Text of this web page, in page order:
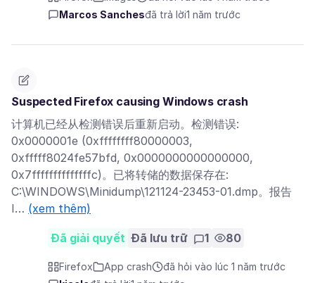
Marcos Sanchesđã trả lời1 năm trước
Suspected Firefox causing Windows crash
计算机已经从检测错误后重新启动。检测错误:
0x0000001e (0xffffffff80000003,
0xfffff8024fe57bfd, 0x0000000000000000,
0x7ffffffffffffffc)。已将转储的数据保存在:
C:\WINDOWS\Minidump\121124-23453-01.dmp。报告
I… (xem thêm)
Đã giải quyết Đã lưu trữ 1 80
Firefox App crash
đã hỏi vào lúc 1 năm trước